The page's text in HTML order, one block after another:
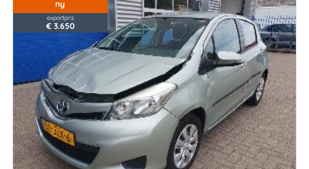
ny
exportpris
€ 3.650